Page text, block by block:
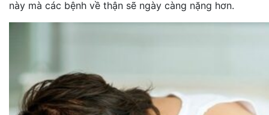
này mà các bệnh về thận sẽ ngày càng nặng hơn.